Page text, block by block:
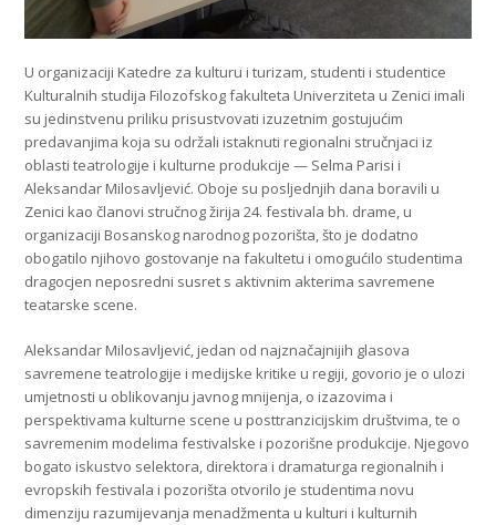
U organizaciji Katedre za kulturu i turizam, studenti i studentice
Kulturalnih studija Filozofskog fakulteta Univerziteta u Zenici imali
su jedinstvenu priliku prisustvovati izuzetnim gostujućim
predavanjima koja su održali istaknuti regionalni stručnjaci iz
oblasti teatrologije i kulturne produkcije — Selma Parisi i
Aleksandar Milosavljević. Oboje su posljednjih dana boravili u
Zenici kao članovi stručnog žirija 24. festivala bh. drame, u
organizaciji Bosanskog narodnog pozorišta, što je dodatno
obogatilo njihovo gostovanje na fakultetu i omogućilo studentima
dragocjen neposredni susret s aktivnim akterima savremene
teatarske scene.
Aleksandar Milosavljević, jedan od najznačajnijih glasova
savremene teatrologije i medijske kritike u regiji, govorio je o ulozi
umjetnosti u oblikovanju javnog mnijenja, o izazovima i
perspektivama kulturne scene u posttranzicijskim društvima, te o
savremenim modelima festivalske i pozorišne produkcije. Njegovo
bogato iskustvo selektora, direktora i dramaturga regionalnih i
evropskih festivala i pozorišta otvorilo je studentima novu
dimenziju razumijevanja menadžmenta u kulturi i kulturnih